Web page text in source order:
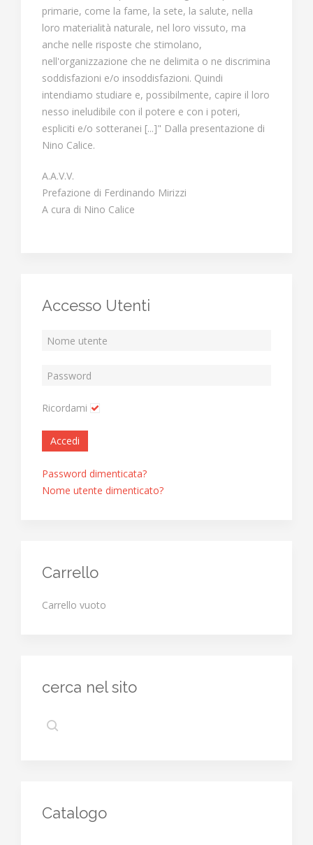
primarie, come la fame, la sete, la salute, nella
loro materialità naturale, nel loro vissuto, ma
anche nelle risposte che stimolano,
nell'organizzazione che ne delimita o ne discrimina
soddisfazioni e/o insoddisfazioni. Quindi
intendiamo studiare e, possibilmente, capire il loro
nesso ineludibile con il potere e con i poteri,
espliciti e/o sotteranei [...]" Dalla presentazione di
Nino Calice.
A.A.V.V.
Prefazione di Ferdinando Mirizzi
A cura di Nino Calice
Accesso Utenti
Ricordami
Accedi
Password dimenticata?
Nome utente dimenticato?
Carrello
Carrello vuoto
cerca nel sito
Catalogo